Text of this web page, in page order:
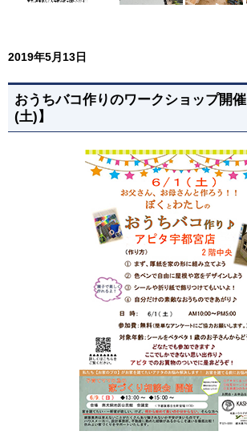
2019年5月13日
おうちバコ作りのワークショップ開
(土)】